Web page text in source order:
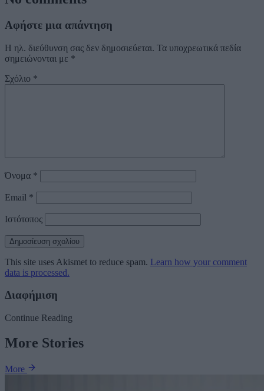
Αφήστε μια απάντηση
Η ηλ. διεύθυνση σας δεν δημοσιεύεται. Τα υποχρεωτικά πεδία
σημειώνονται με *
Σχόλιο *
Όνομα *
Email *
Ιστότοπος
This site uses Akismet to reduce spam. Learn how your comment
data is processed.
Διαφήμιση
Continue Reading
More Stories
More